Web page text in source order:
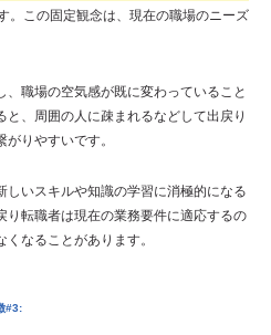
。この固定観念は、現在の職場のニーズ
職場の空気感が既に変わっていること
、周囲の人に疎まれるなどして出戻り
りやすいです。
しいスキルや知識の学習に消極的になる
り転職者は現在の業務要件に適応するの
なることがあります。
#3: